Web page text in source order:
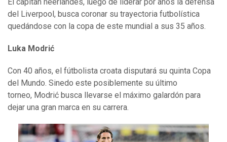
El capitán neerlandés, luego de liderar por años la defensa
del Liverpool, busca coronar su trayectoria futbolística
quedándose con la copa de este mundial a sus 35 años.
Luka Modrić
Con 40 años, el fútbolista croata disputará su quinta Copa
del Mundo. Sinedo este posiblemente su último
torneo, Modrić busca llevarse el máximo galardón para
dejar una gran marca en su carrera.